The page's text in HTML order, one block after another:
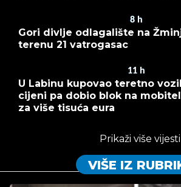
8 h
Gori divlje odlagalište na
terenu 21 vatrogasac
11 h
U Labinu kupovao teretno
cijeni pa dobio blok na
za više tisuća eura
Prikaži više vijesti
VIŠE IZ